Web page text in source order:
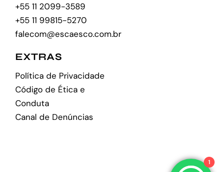
+55 11 2099-3589
+55 11 99815-5270
falecom@escaesco.com.br
EXTRAS
Política de Privacidade
Código de Ética e
Conduta
Canal de Denúncias
1